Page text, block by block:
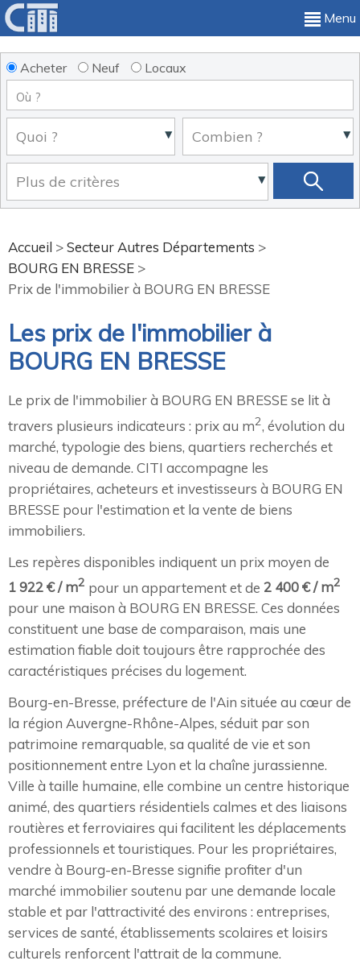
Menu
Acheter Neuf Locaux
Accueil >Secteur Autres Départements >
BOURG EN BRESSE >
Prix de l'immobilier à BOURG EN BRESSE
Les prix de l'immobilier à
BOURG EN BRESSE
Le prix de l'immobilier à BOURG EN BRESSE se lit à
travers plusieurs indicateurs : prix au m2, évolution du
marché, typologie des biens, quartiers recherchés et
niveau de demande. CITI accompagne les
propriétaires, acheteurs et investisseurs à BOURG EN
BRESSE pour l'estimation et la vente de biens
immobiliers.
Les repères disponibles indiquent un prix moyen de
1 922 € / m2 pour un appartement et de 2 400 € / m2
pour une maison à BOURG EN BRESSE. Ces données
constituent une base de comparaison, mais une
estimation fiable doit toujours être rapprochée des
caractéristiques précises du logement.
Bourg-en-Bresse, préfecture de l'Ain située au cœur de
la région Auvergne-Rhône-Alpes, séduit par son
patrimoine remarquable, sa qualité de vie et son
positionnement entre Lyon et la chaîne jurassienne.
Ville à taille humaine, elle combine un centre historique
animé, des quartiers résidentiels calmes et des liaisons
routières et ferroviaires qui facilitent les déplacements
professionnels et touristiques. Pour les propriétaires,
vendre à Bourg-en-Bresse signifie profiter d'un
marché immobilier soutenu par une demande locale
stable et par l'attractivité des environs : entreprises,
services de santé, établissements scolaires et loisirs
culturels renforcent l'attrait de la commune.